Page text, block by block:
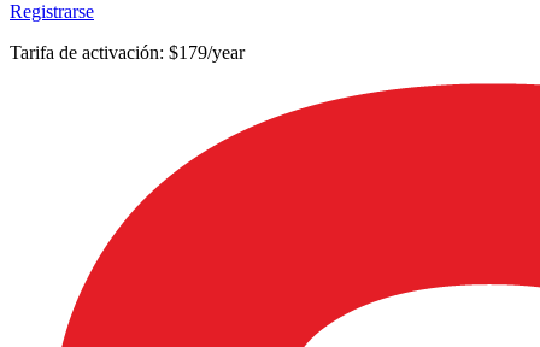
Registrarse
Tarifa de activación: $179/year